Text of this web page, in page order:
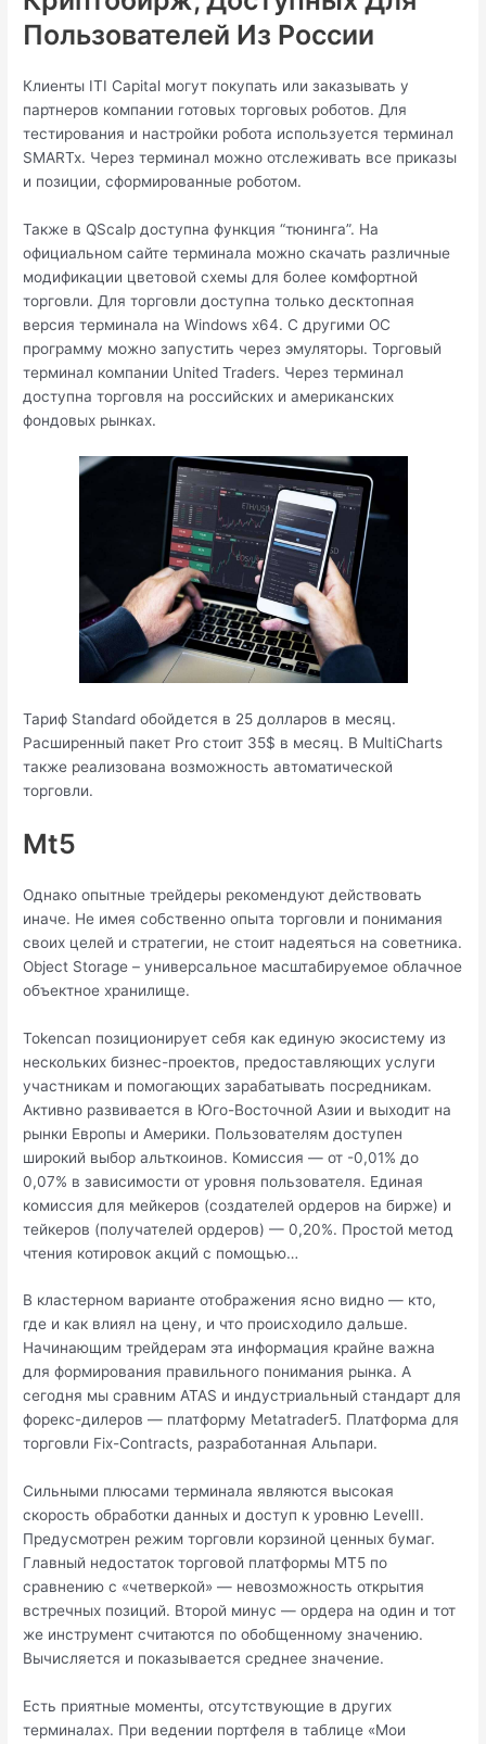
Пользователей Из России
Клиенты ITI Capital могут покупать или заказывать у
партнеров компании готовых торговых роботов. Для
тестирования и настройки робота используется терминал
SMARTx. Через терминал можно отслеживать все приказы
и позиции, сформированные роботом.
Также в QScalp доступна функция “тюнинга”. На
официальном сайте терминала можно скачать различные
модификации цветовой схемы для более комфортной
торговли. Для торговли доступна только десктопная
версия терминала на Windows x64. С другими ОС
программу можно запустить через эмуляторы. Торговый
терминал компании United Traders. Через терминал
доступна торговля на российских и американских
фондовых рынках.
Тариф Standard обойдется в 25 долларов в месяц.
Расширенный пакет Pro стоит 35$ в месяц. В MultiCharts
также реализована возможность автоматической
торговли.
Mt5
Однако опытные трейдеры рекомендуют действовать
иначе. Не имея собственно опыта торговли и понимания
своих целей и стратегии, не стоит надеяться на советника.
Object Storage – универсальное масштабируемое облачное
объектное хранилище.
Tokencan позиционирует себя как единую экосистему из
нескольких бизнес-проектов, предоставляющих услуги
участникам и помогающих зарабатывать посредникам.
Активно развивается в Юго-Восточной Азии и выходит на
рынки Европы и Америки. Пользователям доступен
широкий выбор альткоинов. Комиссия — от -0,01% до
0,07% в зависимости от уровня пользователя. Единая
комиссия для мейкеров (создателей ордеров на бирже) и
тейкеров (получателей ордеров) — 0,20%. Простой метод
чтения котировок акций с помощью…
В кластерном варианте отображения ясно видно — кто,
где и как влиял на цену, и что происходило дальше.
Начинающим трейдерам эта информация крайне важна
для формирования правильного понимания рынка. А
сегодня мы сравним ATAS и индустриальный стандарт для
форекс-дилеров — платформу Metatrader5. Платформа для
торговли Fix-Contracts, разработанная Альпари.
Сильными плюсами терминала являются высокая
скорость обработки данных и доступ к уровню LevelII.
Предусмотрен режим торговли корзиной ценных бумаг.
Главный недостаток торговой платформы МТ5 по
сравнению с «четверкой» — невозможность открытия
встречных позиций. Второй минус — ордера на один и тот
же инструмент считаются по обобщенному значению.
Вычисляется и показывается среднее значение.
Есть приятные моменты, отсутствующие в других
терминалах. При ведении портфеля в таблице «Мои